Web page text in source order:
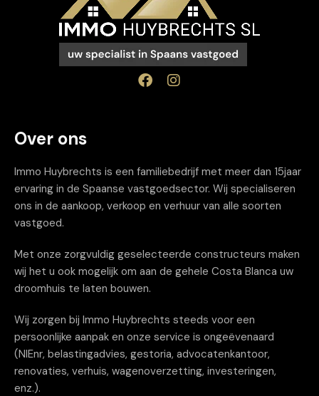
Over ons
Immo Huybrechts is een familiebedrijf met meer dan 15jaar
ervaring in de Spaanse vastgoedsector. Wij specialiseren
ons in de aankoop, verkoop en verhuur van alle soorten
vastgoed.
Met onze zorgvuldig geselecteerde constructeurs maken
wij het u ook mogelijk om aan de gehele Costa Blanca uw
droomhuis te laten bouwen.
Wij zorgen bij Immo Huybrechts steeds voor een
persoonlijke aanpak en onze service is ongeëvenaard
(NIEnr, belastingadvies, gestoria, advocatenkantoor,
renovaties, verhuis, wagenoverzetting, investeringen,
enz.).